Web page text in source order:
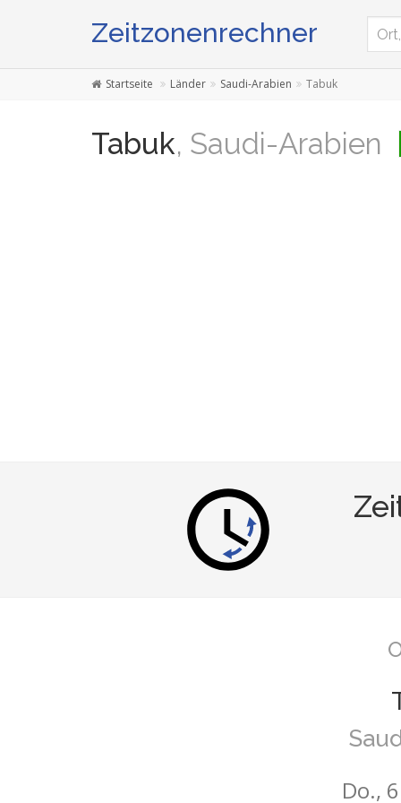
Zeitzonenrechner
Startseite Länder Saudi-Arabien Tabuk
Tabuk, Saudi-Arabien
Do.,